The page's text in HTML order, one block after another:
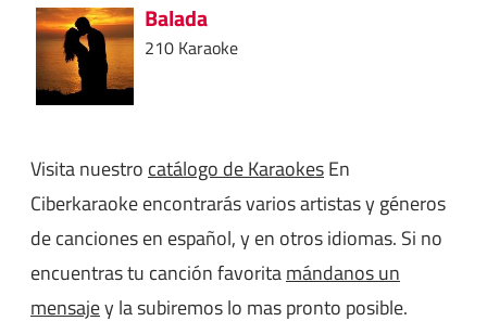
Balada
210 Karaoke
Visita nuestro catálogo de KaraokesEn
Ciberkaraoke encontrarás varios artistas y géneros
de canciones en español, y en otros idiomas. Si no
encuentras tu canción favoritamándanos un
mensajey la subiremos lo mas pronto posible.